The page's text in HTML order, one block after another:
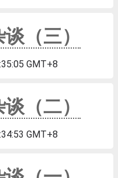
（三）
GMT+8
（二）
GMT+8